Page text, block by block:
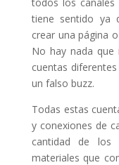
tiene sentido ya
crear una página
No hay nada que
cuentas
un falso buzz.
Todas estas
y conexiones de
cantidad de los
materiales que